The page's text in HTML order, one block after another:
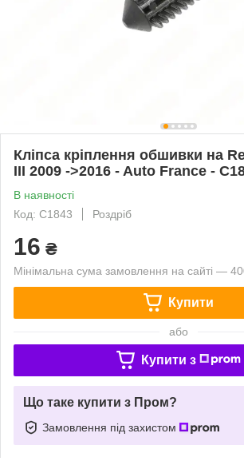
Кліпса кріплення обшивки на
III 2009 ->2016 - Auto France -
В наявності
Код: C1843
Роздріб
16 ₴
Мінімальна сума замовлення на сайті —
Купити
або
Купити з
Що таке купити з Пром?
Замовлення під захистом